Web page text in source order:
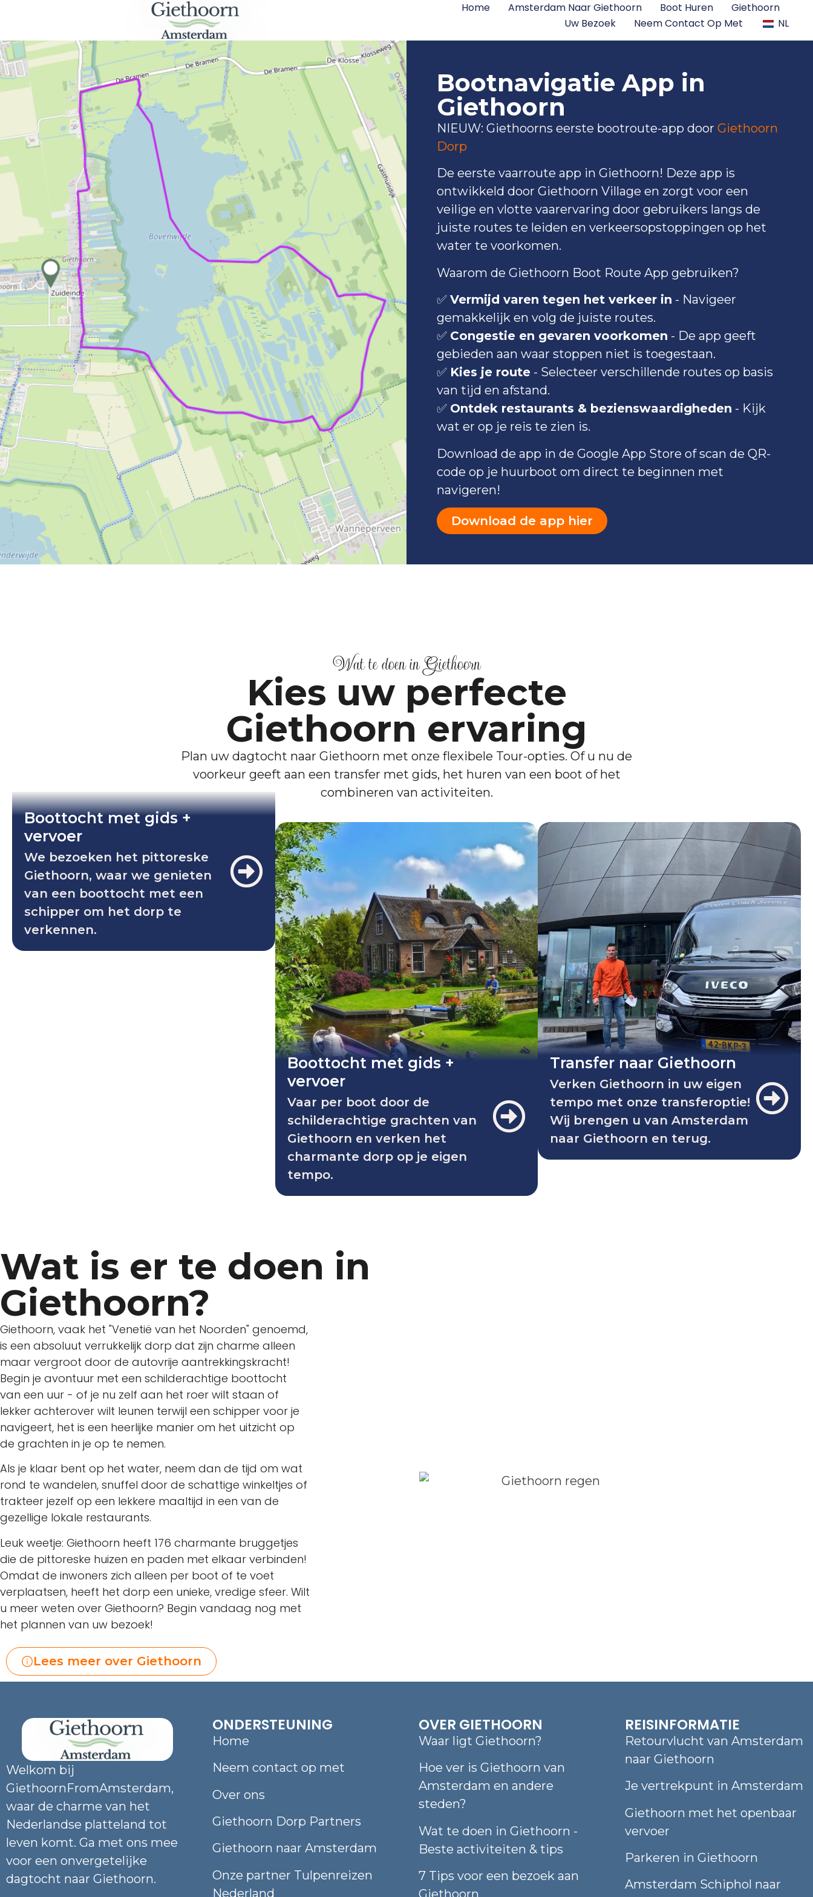
Home Amsterdam Naar Giethoorn Boot Huren
Giethoorn
Uw Bezoek
Neem Contact Op Met NL
Bootnavigatie App in
Giethoorn
NIEUW: Giethoorns eerste bootroute-app door Giethoorn
Dorp
De eerste vaarroute app in Giethoorn! Deze app is
ontwikkeld door Giethoorn Village en zorgt voor een
veilige en vlotte vaarervaring door gebruikers langs de
juiste routes te leiden en verkeersopstoppingen op het
water te voorkomen.
Waarom de Giethoorn Boot Route App gebruiken?
✅ Vermijd varen tegen het verkeer in - Navigeer
gemakkelijk en volg de juiste routes.
✅ Congestie en gevaren voorkomen - De app geeft
gebieden aan waar stoppen niet is toegestaan.
✅ Kies je route - Selecteer verschillende routes op basis
van tijd en afstand.
✅ Ontdek restaurants & bezienswaardigheden - Kijk
wat er op je reis te zien is.
Download de app in de Google App Store of scan de QR-
code op je huurboot om direct te beginnen met
navigeren!
Download de app hier
Wat te doen in Giethoorn
Kies uw perfecte
Giethoorn ervaring
Plan uw dagtocht naar Giethoorn met onze flexibele Tour-opties. Of u nu de
voorkeur geeft aan een transfer met gids, het huren van een boot of het
combineren van activiteiten.
Boottocht met gids +
vervoer
We bezoeken het pittoreske
Giethoorn, waar we genieten
van een boottocht met een
schipper om het dorp te
verkennen.
Boottocht met gids +
vervoer
Vaar per boot door de
schilderachtige grachten van
Giethoorn en verken het
charmante dorp op je eigen
tempo.
Transfer naar Giethoorn
Verken Giethoorn in uw eigen
tempo met onze transferoptie!
Wij brengen u van Amsterdam
naar Giethoorn en terug.
Wat is er te doen in
Giethoorn?
Giethoorn, vaak het "Venetië van het Noorden" genoemd,
is een absoluut verrukkelijk dorp dat zijn charme alleen
maar vergroot door de autovrije aantrekkingskracht!
Begin je avontuur met een schilderachtige boottocht
van een uur - of je nu zelf aan het roer wilt staan of
lekker achterover wilt leunen terwijl een schipper voor je
navigeert, het is een heerlijke manier om het uitzicht op
de grachten in je op te nemen.
Als je klaar bent op het water, neem dan de tijd om wat
rond te wandelen, snuffel door de schattige winkeltjes of
trakteer jezelf op een lekkere maaltijd in een van de
gezellige lokale restaurants.
Leuk weetje: Giethoorn heeft 176 charmante bruggetjes
die de pittoreske huizen en paden met elkaar verbinden!
Omdat de inwoners zich alleen per boot of te voet
verplaatsen, heeft het dorp een unieke, vredige sfeer. Wilt
u meer weten over Giethoorn? Begin vandaag nog met
het plannen van uw bezoek!
Lees meer over Giethoorn
Welkom bij
GiethoornFromAmsterdam,
waar de charme van het
Nederlandse platteland tot
leven komt. Ga met ons mee
voor een onvergetelijke
dagtocht naar Giethoorn.
ONDERSTEUNING
Home
Neem contact op met
Over ons
Giethoorn Dorp Partners
Giethoorn naar Amsterdam
Onze partner Tulpenreizen
Nederland
OVER GIETHOORN
Waar ligt Giethoorn?
Hoe ver is Giethoorn van
Amsterdam en andere
steden?
Wat te doen in Giethoorn -
Beste activiteiten & tips
7 Tips voor een bezoek aan
Giethoorn
REISINFORMATIE
Retourvlucht van Amsterdam
naar Giethoorn
Je vertrekpunt in Amsterdam
Giethoorn met het openbaar
vervoer
Parkeren in Giethoorn
Amsterdam Schiphol naar